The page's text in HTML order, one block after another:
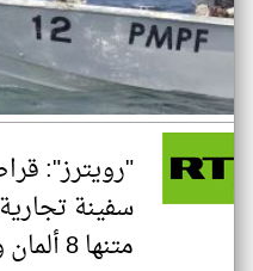
"رويترز":
سفينة
متنها 8 ألمان و10 فلبينيين